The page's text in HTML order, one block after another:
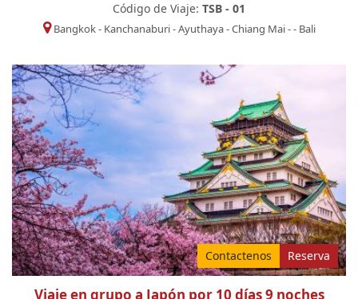
Código de Viaje: TSB - 01
Bangkok- Kanchanaburi-Ayuthaya-Chiang Mai-- Bali
Contactenos Reserva
Viaje en grupo a Japón por 10 días 9 noches